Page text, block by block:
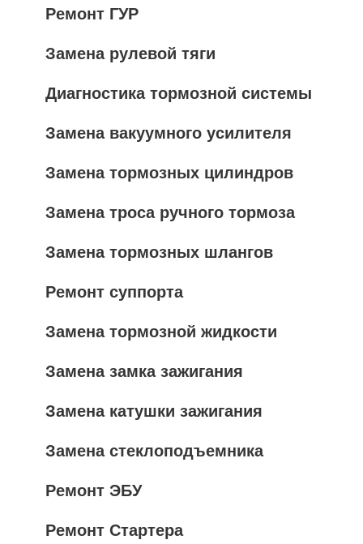
Ремонт ГУР
Замена рулевой тяги
Диагностика тормозной системы
Замена вакуумного усилителя
Замена тормозных цилиндров
Замена троса ручного тормоза
Замена тормозных шлангов
Ремонт суппорта
Замена тормозной жидкости
Замена замка зажигания
Замена катушки зажигания
Замена стеклоподъемника
Ремонт ЭБУ
Ремонт Стартера